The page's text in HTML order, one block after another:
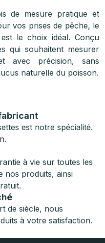
de mesure pratique et
vos prises de pêche, le
est le choix idéal. Conçu
qui souhaitent mesurer
avec précision, sans
naturelle du poisson.
est notre spécialité.
à vie sur toutes les
nos produits, ainsi
de siècle, nous
à votre satisfaction.